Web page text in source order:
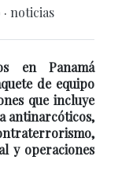
· noticias
en Panamá
de equipo
que incluye
antinarcóticos,
y operaciones